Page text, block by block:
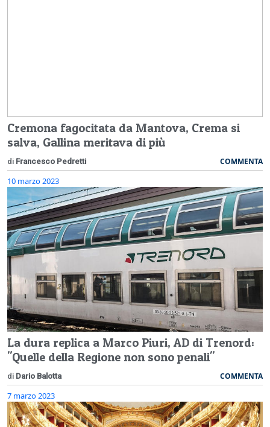
Cremona fagocitata da Mantova, Crema si
salva, Gallina meritava di più
di Francesco Pedretti COMMENTA
10 marzo 2023
La dura replica a Marco Piuri, AD di Trenord:
"Quelle della Regione non sono penali"
di Dario Balotta COMMENTA
7 marzo 2023